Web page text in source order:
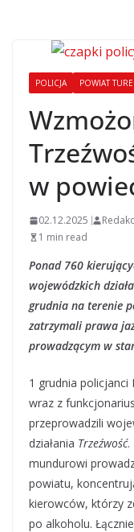
POLICJA POWIAT
w
02.12.2025
1 min read
Ponad 760
wojewódzkich
grudnia na terenie
zatrzymali prawa
prowadzącym w
1 grudnia
wraz z
przeprowadzili
działania Trzeźwość.
mundurowi
powiatu,
kierowców, którzy
po alkoholu.